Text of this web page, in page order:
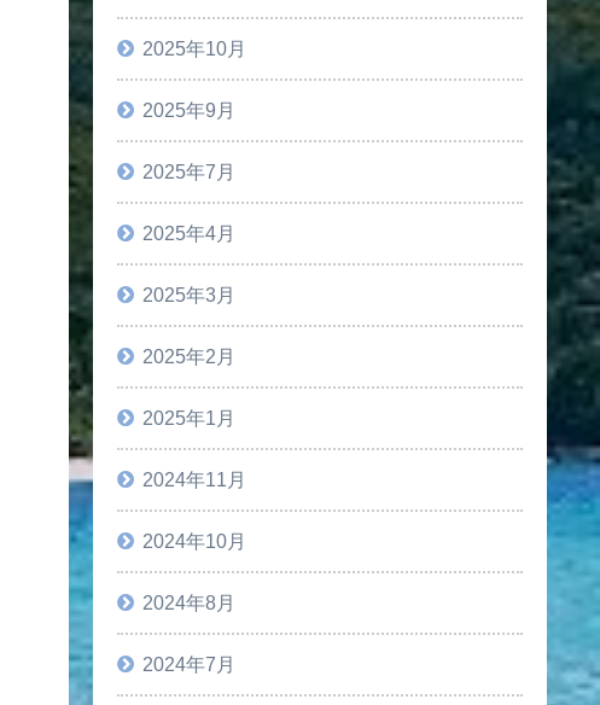
2025年10月
2025年9月
2025年7月
2025年4月
2025年3月
2025年2月
2025年1月
2024年11月
2024年10月
2024年8月
2024年7月